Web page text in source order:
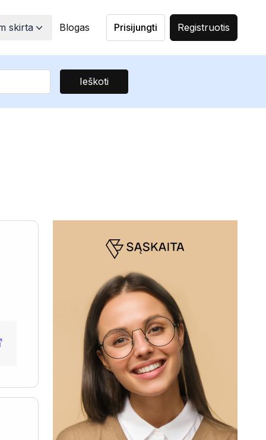
skirta Blogas Prisijungti Registruotis
Ieškoti